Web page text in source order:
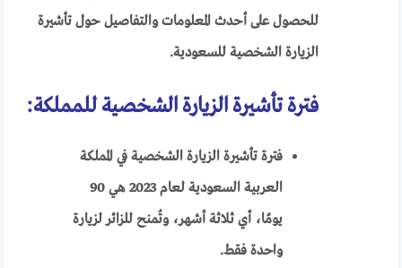
للحصول على أحدث المعلومات والتفاصيل حول تأشيرة
الزيارة الشخصية للسعودية.
فترة تأشيرة الزيارة الشخصية للمملكة:
فترة تأشيرة الزيارة الشخصية في المملكة
العربية السعودية لعام 2023 هي 90
يومًا، أي ثلاثة أشهر، وتُمنح للزائر لزيارة
واحدة فقط.